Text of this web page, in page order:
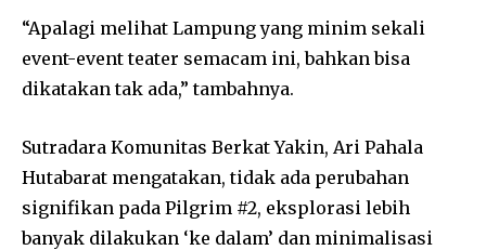
“Apalagi melihat Lampung yang minim sekali
event-event teater semacam ini, bahkan bisa
dikatakan tak ada,” tambahnya.
Sutradara Komunitas Berkat Yakin, Ari Pahala
Hutabarat mengatakan, tidak ada perubahan
signifikan pada Pilgrim #2, eksplorasi lebih
banyak dilakukan ‘ke dalam’ dan minimalisasi